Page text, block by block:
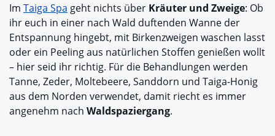
Im Taiga Spa geht nichts über Kräuter und Zweige: Ob
ihr euch in einer nach Wald duftenden Wanne der
Entspannung hingebt, mit Birkenzweigen waschen lasst
oder ein Peeling aus natürlichen Stoffen genießen wollt
– hier seid ihr richtig. Für die Behandlungen werden
Tanne, Zeder, Moltebeere, Sanddorn und Taiga-Honig
aus dem Norden verwendet, damit riecht es immer
angenehm nach Waldspaziergang.